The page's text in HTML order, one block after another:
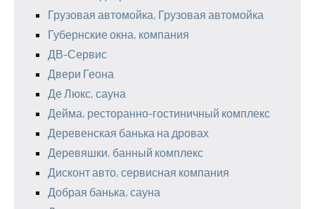
Грузовая автомойка, Грузовая автомойка
Губернские окна, компания
ДВ-Сервис
Двери Геона
Де Люкс, сауна
Дейма, ресторанно-гостиничный комплекс
Деревенская банька на дровах
Деревяшки, банный комплекс
Дисконт авто, сервисная компания
Добрая банька, сауна